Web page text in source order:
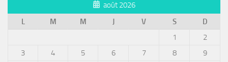
août 2026
L
M M J V S
D
1
2
3
4 5 6 7 8
9